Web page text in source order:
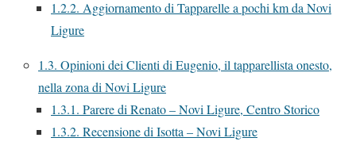
1.2.2. Aggiornamento di Tapparelle a pochi km da Novi
Ligure
1.3. Opinioni dei Clienti di Eugenio, il tapparellista onesto,
nella zona di Novi Ligure
1.3.1. Parere di Renato – Novi Ligure, Centro Storico
1.3.2. Recensione di Isotta – Novi Ligure